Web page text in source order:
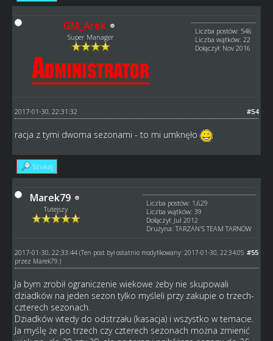
GM_Arek
Super Manager
Liczba postów: 546
Liczba wątków: 22
Dołączył: Nov 2016
#54
2017-01-30, 22:31:32
racja z tymi dwoma sezonami - to mi umknęło
Szukaj
Marek79
Tutejszy
Liczba postów: 1,629
Liczba wątków: 39
Dołączył: Jul 2012
Drużyna: TARZAN'S TEAM TARNOW
#55
2017-01-30, 22:33:44 (Ten post był ostatnio modyfikowany: 2017-01-30, 22:34:05
przez Marek79.)
Ja bym zrobił ograniczenie wiekowe żeby nie skupowali
dziadków na jeden sezon tylko myśleli przy zakupie o trzech-
czterech sezonach.
Dziadków wtedy do odstrzału (kasacja) i wszystko w temacie.
Ja myślę że po trzech czy czterech sezonach można zmienić